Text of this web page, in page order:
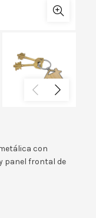
con
panel frontal de